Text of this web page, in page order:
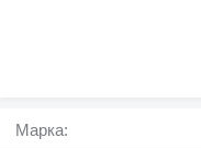
Марка: